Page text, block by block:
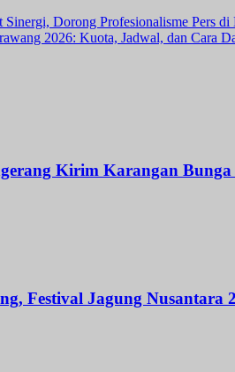
Dorong Profesionalisme Pers di
2026: Kuota, Jadwal, dan Cara
Kirim Karangan
Festival Jagung Nusantara